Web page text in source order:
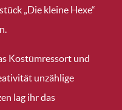
„Die kleine Hexe“
Kostümressort und
unzählige
lag ihr das